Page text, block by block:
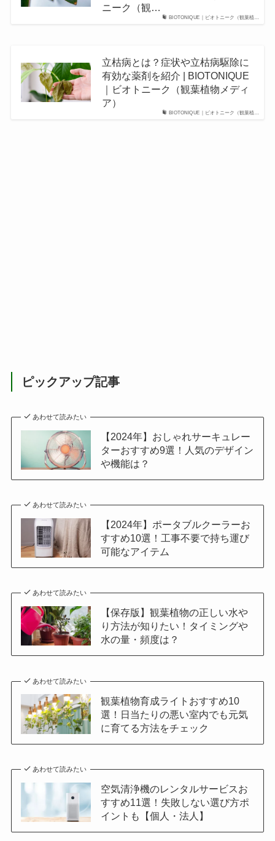
BIOTONIQUE｜ビオトニーク（観葉植…
ニーク（観…
BIOTONIQUE｜ビオトニーク（観葉植…
立枯病とは？症状や立枯病駆除に
有効な薬剤を紹介 | BIOTONIQUE
｜ビオトニーク（観葉植物メディ
ア）
ピックアップ記事
あわせて読みたい
【2024年】おしゃれサーキュレー
ターおすすめ9選！人気のデザイン
や機能は？
あわせて読みたい
【2024年】ポータブルクーラーお
すすめ10選！工事不要で持ち運び
可能なアイテム
あわせて読みたい
【保存版】観葉植物の正しい水や
り方法が知りたい！タイミングや
水の量・頻度は？
あわせて読みたい
観葉植物育成ライトおすすめ10
選！日当たりの悪い室内でも元気
に育てる方法をチェック
あわせて読みたい
空気清浄機のレンタルサービスお
すすめ11選！失敗しない選び方ポ
イントも【個人・法人】